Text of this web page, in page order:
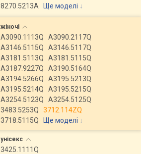
8270.5213A
Ще моделі ↓
жіночі
A3090.1113Q
A3090.2117Q
A3146.5115Q
A3146.5117Q
A3181.5113Q
A3181.5115Q
A3187.9227Q
A3190.5164Q
A3194.5266Q
A3195.5213Q
A3195.5214Q
A3195.5215Q
A3254.5123Q
A3254.5125Q
3483.5253Q
3712.114ZQ
3718.5115Q
Ще моделі ↓
унісекс
3425.1111Q